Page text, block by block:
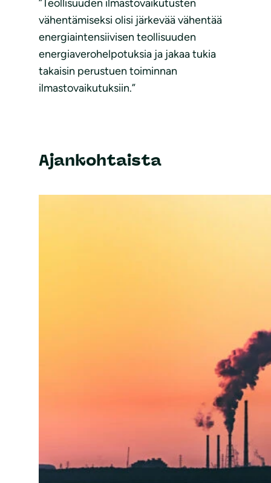
”Teollisuuden ilmastovaikutusten
vähentämiseksi olisi järkevää vähentää
energiaintensiivisen teollisuuden
energiaverohelpotuksia ja jakaa tukia
takaisin perustuen toiminnan
ilmastovaikutuksiin.”
Ajankohtaista